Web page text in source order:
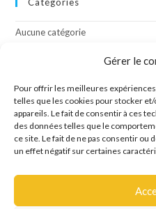
Gérer le
Pour offrir les meilleures
telles que les cookies pour stocker
appareils. Le fait de consentir à ces
des données telles que le
ce site. Le fait de ne pas consentir
un effet négatif sur certaines
Catégories
Aucune catégorie
Connexion
Flux des publications
Flux des commentaires
Site de WordPress-FR